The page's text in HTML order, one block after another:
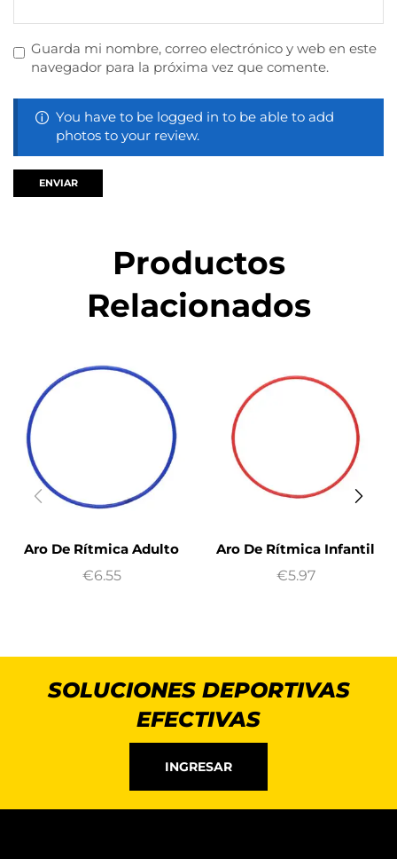
Guarda mi nombre, correo electrónico y web en este
navegador para la próxima vez que comente.
You have to be logged in to be able to add
photos to your review.
Productos
Relacionados
Aro De Rítmica Adulto
€6.55
Aro De Rítmica Infantil
€5.97
SOLUCIONES DEPORTIVAS
EFECTIVAS
INGRESAR